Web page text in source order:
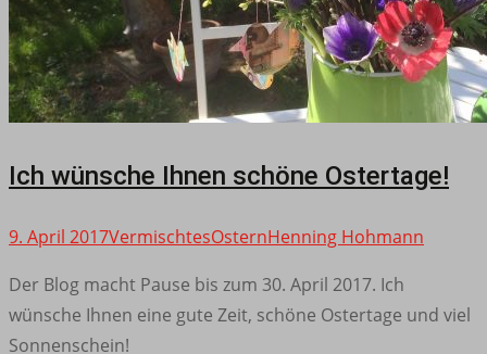
Ich wünsche Ihnen schöne Ostertage!
9. April 2017VermischtesOsternHenning Hohmann
Der Blog macht Pause bis zum 30. April 2017. Ich
wünsche Ihnen eine gute Zeit, schöne Ostertage und viel
Sonnenschein!